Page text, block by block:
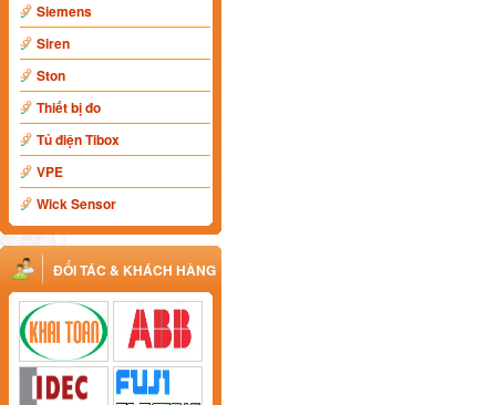
Siemens
Siren
Ston
Thiết bị đo
Tủ điện Tibox
VPE
Wick Sensor
ĐỐI TÁC & KHÁCH HÀNG